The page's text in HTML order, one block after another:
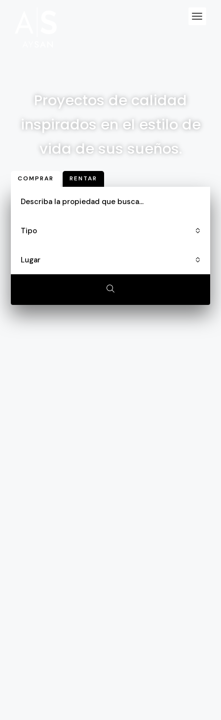
Proyectos de calidad
inspirados en el estilo de
vida de sus sueños.
COMPRAR RENTAR
Tipo
Lugar